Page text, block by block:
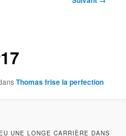
Thomas frise la perfection
UNE LONGE CARRIÈRE DANS